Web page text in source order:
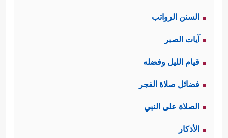
السنن الرواتب
آيات الصبر
قيام الليل وفضله
فضائل صلاة الفجر
الصلاة على النبي
الأذكار